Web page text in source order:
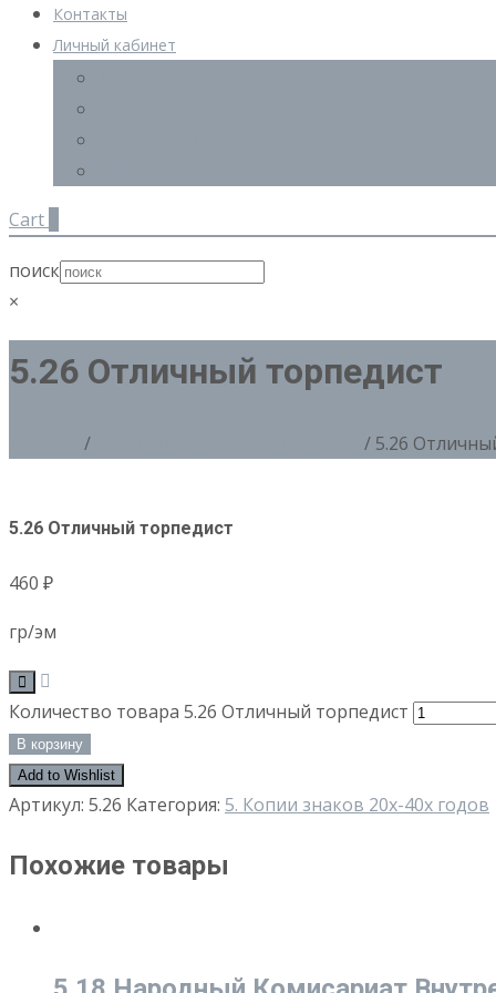
Контакты
Личный кабинет
Cart
поиск
×
5.26 Отличный торпедист
/ / 5.26
5.26 Отличный торпедист
460 ₽
гр/эм
Количество товара 5.26 Отличный торпедист
В корзину
Add to Wishlist
Артикул: 5.26 Категория: 5. Копии знаков 20х-40х годов
Похожие товары